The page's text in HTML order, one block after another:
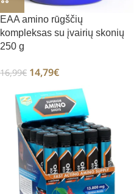
EAA amino rūgščių
kompleksas su įvairių skonių
250 g
16,99€ 14,79€